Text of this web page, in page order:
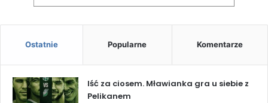
Ostatnie Popularne Komentarze
Iść za ciosem. Mławianka gra u siebie z
Pelikanem